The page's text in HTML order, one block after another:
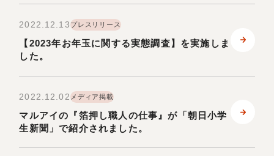
ONLINE SHOP
2022.12.13プレスリリース
【2023年お年玉に関する実態調査】を実施しま
した。
2022.12.02メディア掲載
マルアイの『箔押し職人の仕事』が「朝日小学
生新聞」で紹介されました。